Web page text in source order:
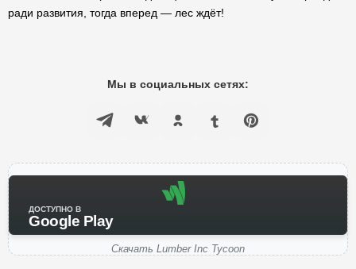
ради развития, тогда вперед — лес ждёт!
Мы в социальных сетях:
ДОСТУПНО В
Google Play
Скачать Lumber Inc Tycoon